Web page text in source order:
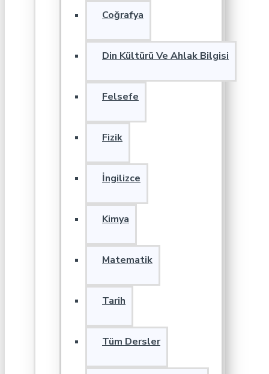
Coğrafya
Din Kültürü Ve Ahlak Bilgisi
Felsefe
Fizik
İngilizce
Kimya
Matematik
Tarih
Tüm Dersler